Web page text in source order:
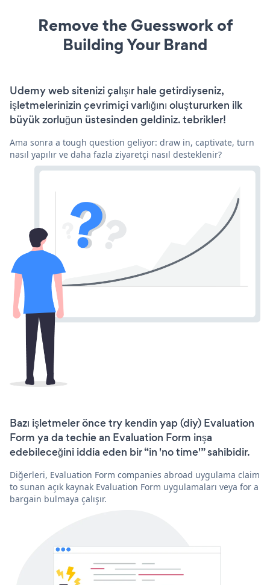
Remove the Guesswork of
Building Your Brand
Udemy web sitenizi çalışır hale getirdiyseniz,
işletmelerinizin çevrimiçi varlığını oluştururken ilk
büyük zorluğun üstesinden geldiniz. tebrikler!
Ama sonra a tough question geliyor: draw in, captivate, turn
nasıl yapılır ve daha fazla ziyaretçi nasıl desteklenir?
Bazı işletmeler önce try kendin yap (diy) Evaluation
Form ya da techie an Evaluation Form inşa
edebileceğini iddia eden bir “in 'no time'” sahibidir.
Diğerleri, Evaluation Form companies abroad uygulama claim
to sunan açık kaynak Evaluation Form uygulamaları veya for a
bargain bulmaya çalışır.